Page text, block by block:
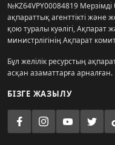
№KZ64VPY00084819
ақпараттық агенттікті және
қою туралы куәлігі, Ақпарат
министрлігінің Ақпарат
Бұл желілік ресурстың
асқан азаматтарға арналған.
БІЗГЕ ЖАЗЫЛУ